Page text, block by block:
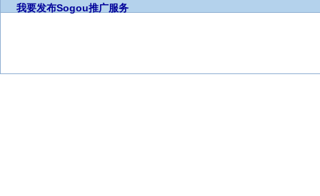
我要发布Sogou推广服务